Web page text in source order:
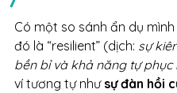
Có một so sánh ẩn dụ mình
đó là “resilient” (dịch: sự
bền bỉ và khả năng tự phục
ví tương tự như sự đàn hồi